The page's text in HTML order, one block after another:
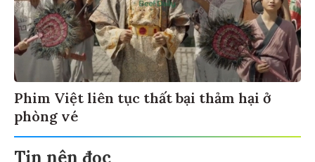
Phim Việt liên tục thất bại thảm hại ở
phòng vé